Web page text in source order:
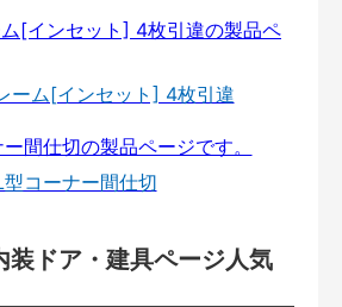
ーム[インセット] 4枚引違
型コーナー間仕切
装ドア・建具ページ人気